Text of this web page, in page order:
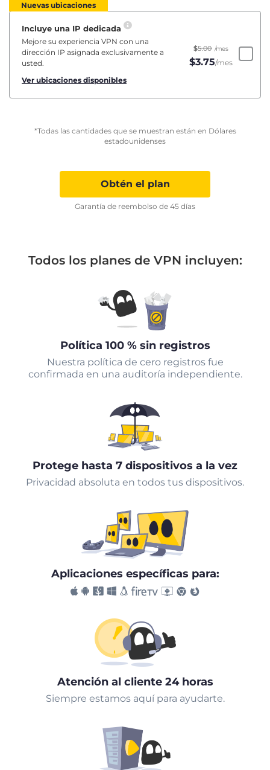
Nuevas ubicaciones
Incluye una IP dedicada
Mejore su experiencia VPN con una
dirección IP asignada exclusivamente a
usted.
Ver ubicaciones disponibles
$5.00 /mes
$3.75/mes
*Todas las cantidades que se muestran están en Dólares
estadounidenses
Obtén el plan
Garantía de reembolso de 45 días
Todos los planes de VPN incluyen:
Política 100 % sin registros
Nuestra política de cero registros fue
confirmada en una auditoría independiente.
Protege hasta 7 dispositivos a la vez
Privacidad absoluta en todos tus dispositivos.
Aplicaciones específicas para:
Atención al cliente 24 horas
Siempre estamos aquí para ayudarte.